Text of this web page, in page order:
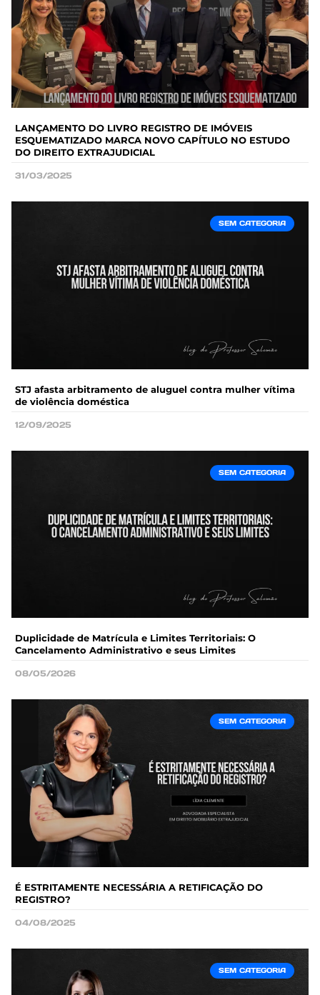
LANÇAMENTO DO LIVRO REGISTRO DE IMÓVEIS
ESQUEMATIZADO MARCA NOVO CAPÍTULO NO ESTUDO
DO DIREITO EXTRAJUDICIAL
31/03/2025
SEM CATEGORIA
STJ afasta arbitramento de aluguel contra mulher vítima
de violência doméstica
12/09/2025
SEM CATEGORIA
Duplicidade de Matrícula e Limites Territoriais: O
Cancelamento Administrativo e seus Limites
08/05/2026
SEM CATEGORIA
É ESTRITAMENTE NECESSÁRIA A RETIFICAÇÃO DO
REGISTRO?
04/08/2025
SEM CATEGORIA